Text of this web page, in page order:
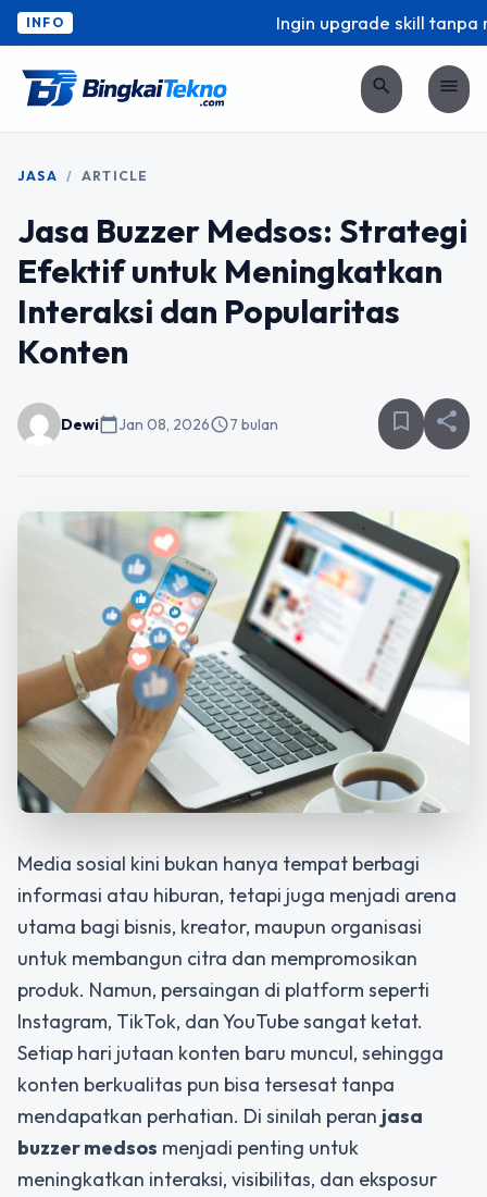
INFO Ingin upgrade skill tanpa
search menu
JASA / ARTICLE
Jasa Buzzer Medsos: Strategi
Efektif untuk Meningkatkan
Interaksi dan Popularitas
Konten
Dewicalendar_todayJan 08, 2026schedule7 bulan bookmark_border share
Media sosial kini bukan hanya tempat berbagi
informasi atau hiburan, tetapi juga menjadi arena
utama bagi bisnis, kreator, maupun organisasi
untuk membangun citra dan mempromosikan
produk. Namun, persaingan di platform seperti
Instagram, TikTok, dan YouTube sangat ketat.
Setiap hari jutaan konten baru muncul, sehingga
konten berkualitas pun bisa tersesat tanpa
mendapatkan perhatian. Di sinilah peran jasa
buzzer medsos menjadi penting untuk
meningkatkan interaksi, visibilitas, dan eksposur